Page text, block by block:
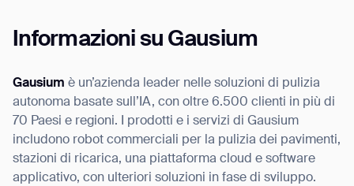
Informazioni su Gausium
Gausium è un’azienda leader nelle soluzioni di pulizia
autonoma basate sull’IA, con oltre 6.500 clienti in più di
70 Paesi e regioni. I prodotti e i servizi di Gausium
includono robot commerciali per la pulizia dei pavimenti,
stazioni di ricarica, una piattaforma cloud e software
applicativo, con ulteriori soluzioni in fase di sviluppo.